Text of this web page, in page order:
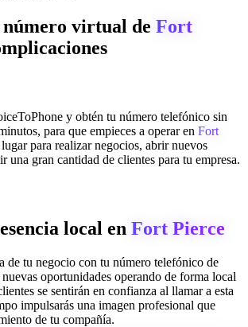
número virtual de Fort
y obtén tu número telefónico sin
para que empieces a operar en Fort
para realizar negocios, abrir nuevos
una gran cantidad de clientes para tu empresa.
local en Fort Pierce
de tu negocio con tu número telefónico de
oportunidades operando de forma local
se sentirán en confianza al llamar a esta
impulsarás una imagen profesional que
de tu compañía.